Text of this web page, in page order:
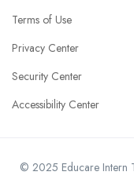
Terms of Use
Privacy Center
Security Center
Accessibility Center
© 2025 Educare Intern